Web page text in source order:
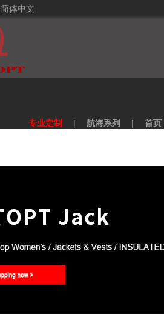
简体中文
专业定制 | 航海系列 | 首页